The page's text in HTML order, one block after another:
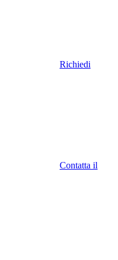
Richiedi
Contatta il